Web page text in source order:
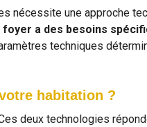
nécessite une approche
foyer a des besoins
techniques
habitation ?
deux technologies